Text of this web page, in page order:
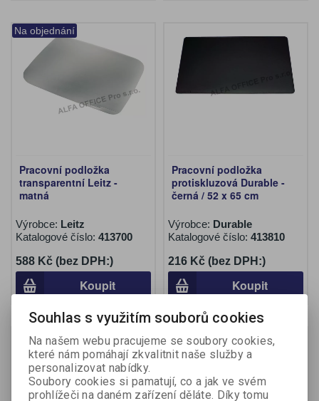
Na objednání
Pracovní podložka
transparentní Leitz -
matná
Výrobce: Leitz
Katalogové číslo: 413700
588 Kč (bez DPH:)
Koupit
Pracovní podložka
protiskluzová Durable -
černá / 52 x 65 cm
Výrobce: Durable
Katalogové číslo: 413810
216 Kč (bez DPH:)
Koupit
Souhlas s využitím souborů cookies
Na našem webu pracujeme se soubory cookies,
které nám pomáhají zkvalitnit naše služby a
personalizovat nabídky.
Soubory cookies si pamatují, co a jak ve svém
prohlížeči na daném zařízení děláte. Díky tomu